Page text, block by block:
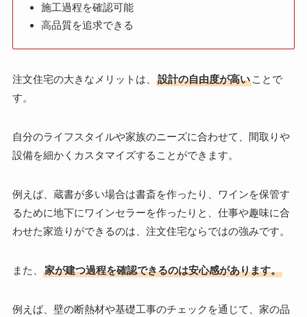
施工過程を確認可能
高品質を追求できる
注文住宅の大きなメリットは、 設計の自由度が高いことで
す。
自分のライフスタイルや家族のニーズに合わせて、間取りや
設備を細かくカスタマイズすることができます。
例えば、蔵書が多い場合は書斎を作ったり、ワインを保管す
るために地下にワインセラーを作ったりと、仕事や趣味に合
わせた家造りができるのは、注文住宅ならではの強みです。
また、 家が建つ過程を確認できるのは安心感があります。
例えば、壁の断熱材や基礎工事のチェックを通じて、家の品